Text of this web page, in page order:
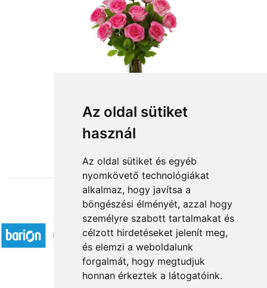
Az oldal sütiket
használ
Az oldal sütiket és egyéb
nyomkövető technológiákat
alkalmaz, hogy javítsa a
böngészési élményét, azzal hogy
személyre szabott tartalmakat és
célzott hirdetéseket jelenít meg,
és elemzi a weboldalunk
forgalmát, hogy megtudjuk
honnan érkeztek a látogatóink.
from HUF3,880
Accepted payment methods